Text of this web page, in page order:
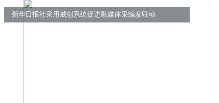
新华日报社采用威创系统促进融媒体采编发联动